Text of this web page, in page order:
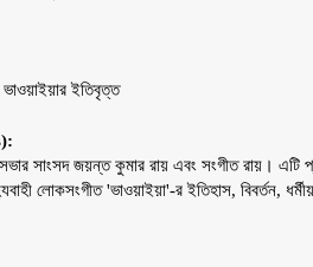
ইতিবৃত্ত
সাংসদ জয়ন্ত কুমার রায় এবং সংগীত রায়। এটি
লোকসংগীত 'ভাওয়াইয়া'-র ইতিহাস, বিবর্তন,